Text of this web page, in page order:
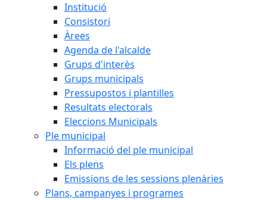
Institució
Consistori
Àrees
Agenda de l'alcalde
Grups d'interès
Grups municipals
Pressupostos i plantilles
Resultats electorals
Eleccions Municipals
Ple municipal
Informació del ple municipal
Els plens
Emissions de les sessions plenàries
Plans, campanyes i programes